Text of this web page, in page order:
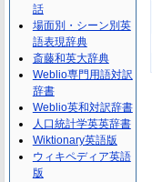
話
場面別・シーン別英
語表現辞典
斎藤和英大辞典
Weblio専門用語対訳
辞書
Weblio英和対訳辞書
人口統計学英英辞書
Wiktionary英語版
ウィキペディア英語
版